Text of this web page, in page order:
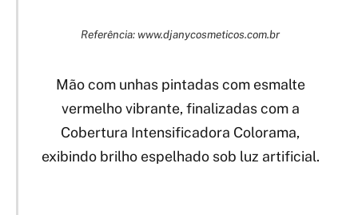
Referência: www.djanycosmeticos.com.br
Mão com unhas pintadas com esmalte
vermelho vibrante, finalizadas com a
Cobertura Intensificadora Colorama,
exibindo brilho espelhado sob luz artificial.